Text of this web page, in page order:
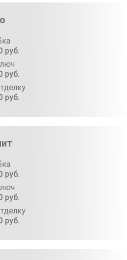
руб.
руб.
руб.
руб.
руб.
руб.